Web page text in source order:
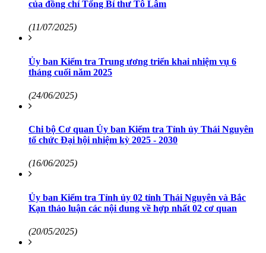
của đồng chí Tổng Bí thư Tô Lâm
(11/07/2025)
Ủy ban Kiểm tra Trung ương triển khai nhiệm vụ 6
tháng cuối năm 2025
(24/06/2025)
Chi bộ Cơ quan Ủy ban Kiểm tra Tỉnh ủy Thái Nguyên
tổ chức Đại hội nhiệm kỳ 2025 - 2030
(16/06/2025)
Ủy ban Kiểm tra Tỉnh ủy 02 tỉnh Thái Nguyên và Bắc
Kạn thảo luận các nội dung về hợp nhất 02 cơ quan
(20/05/2025)